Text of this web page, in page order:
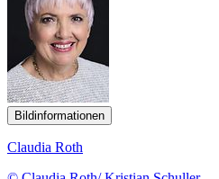
Bildinformationen
Claudia Roth